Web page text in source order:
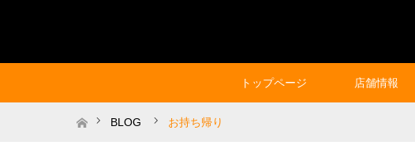
トップページ 店舗情報
ホームBLOG お持ち帰り